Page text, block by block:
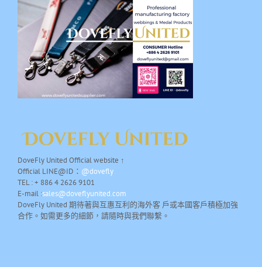
DoveFly United Official website ↑
Official LINE@ID： @dovefly
TEL : + 886 4 2626 9101
E-mail :sales@doveflyunited.com
DoveFly United 期待著與互惠互利的海外客 戶或本國客戶積極加強
合作。如需更多的細節，請隨時與我們聯繫。